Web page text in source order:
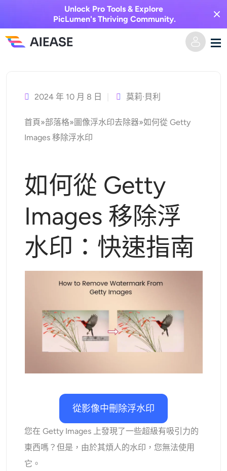
Unlock Pro Tools & Explore
PicLumen's Thriving Community.
AI視頻
文字轉視頻
視頻效果
AI親吻生成器
AI擁抱生成器
Sora 2.0 Kling 2.6 Pro Kling 2.1 Master
視覺特效
以圖生圖
文字轉圖片
支援的人工智慧模型
Seedream 5.0 專業版 Nano Banana Pro Seedream 4.5
人工智慧工具
相片編輯與創作工具
照片增強器
物件移除器
背景去除劑
AI背景
人工智慧替換器
AI重新著色
2024 年 10 月 8 日 莫莉·貝利
首頁»部落格»圖像浮水印去除器»如何從 Getty
Images 移除浮水印
如何從 Getty
Images 移除浮
水印：快速指南
從影像中刪除浮水印
您在 Getty Images 上發現了一些超級有吸引力的
東西嗎？但是，由於其煩人的水印，您無法使用
它。